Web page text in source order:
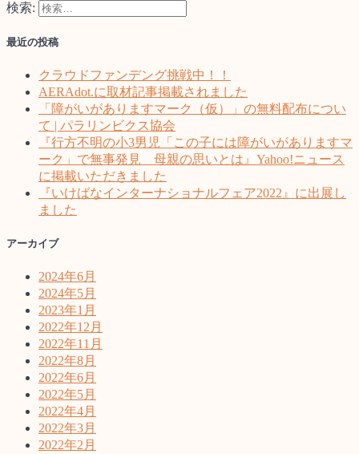
検索:
最近の投稿
クラウドファンデング挑戦中！！
AERAdot.に取材記事掲載されました
「障がいがありますマーク（仮）」の無料配布につい
て | パラリンビクス協会
『行方不明の小3男児「この子には障がいがありますマ
ーク」で無事発見 母親の思いとは』Yahoo!ニュース
に掲載いただきました
『いけばなインターナショナルフェア2022』に出展し
ました
アーカイブ
2024年6月
2024年5月
2023年1月
2022年12月
2022年11月
2022年8月
2022年6月
2022年5月
2022年4月
2022年3月
2022年2月